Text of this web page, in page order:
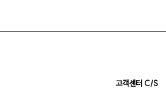
고객센터 C/S